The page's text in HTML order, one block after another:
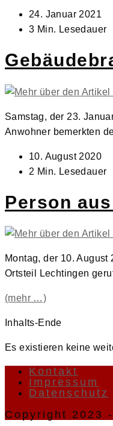
Beitrag
veröffentlicht:
24. Januar 2021
Lesedauer:
3 Min. Lesedauer
Samstag, der 23.
Anwohner bemerkten
Beitrag
veröffentlicht:
10. August 2020
Lesedauer:
2 Min. Lesedauer
Person
Montag, der 10.
Ortsteil Lechtingen
(mehr …)
Inhalts-Ende
Es existieren keine
Kontakt
Impressum
Datenschutz
Copyright 2023